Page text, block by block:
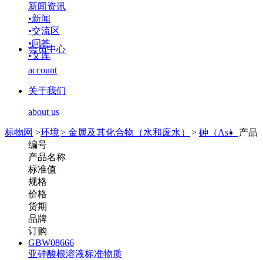
新闻资讯
•新闻
•交流区
•问答
•文库
会员中心
account
关于我们
about us
标物网 >环境> 金属及其化合物（水和废水） > 砷（As）
产品
编号
产品名称
标准值
规格
价格
货期
品牌
订购
GBW08666
亚砷酸根溶液标准物质